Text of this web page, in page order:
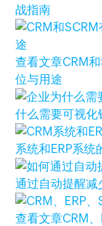
战指南
查看文章CRM
位与用途
什么需要可视化
系统和ERP系统
通过自动提醒减
查看文章CRM